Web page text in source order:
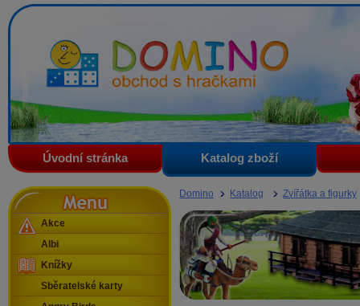
Domino - obchod s hračkami
Úvodní stránka Katalog zboží
Domino Katalog Zvířátka a figurky
Menu
Akce
Albi
Knížky
Sběratelské karty